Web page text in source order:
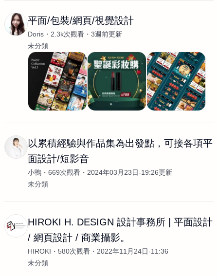
平面/包裝/網頁/視覺設計
Doris 2.3k次觀看
3週前更新
未分類
以累積經驗與作品集為出發點，可接各項平
面設計/短影音
小鴨 669次觀看
2024年03月23日-19:26更新
未分類
HIROKI H. DESIGN 設計事務所 | 平面設計
/ 網頁設計 / 商業攝影。
HIROKI 580次觀看
2022年11月24日-11:36
未分類